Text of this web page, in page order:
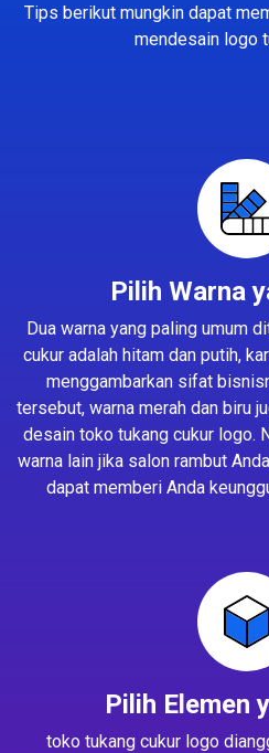
Tips berikut mungkin dapat
mendesain logo
Pilih Warna
Dua warna yang paling umum
cukur adalah hitam dan putih,
menggambarkan sifat
tersebut, warna merah dan biru
desain toko tukang cukur logo.
warna lain jika salon rambut
dapat memberi Anda
Pilih Elemen
toko tukang cukur logo